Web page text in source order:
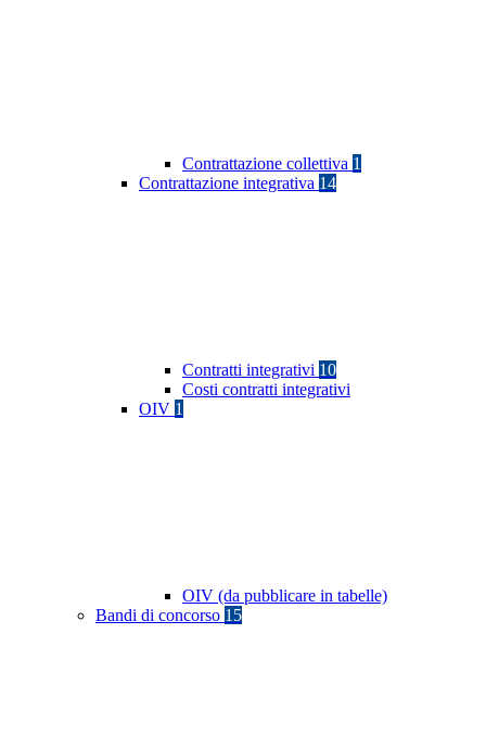
Contrattazione collettiva 1
Contrattazione integrativa 14
Contratti integrativi 10
Costi contratti integrativi
OIV 1
OIV (da pubblicare in tabelle)
Bandi di concorso 15